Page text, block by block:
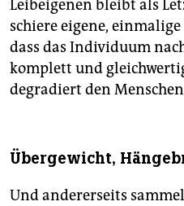
Leibeigenen bleibt als
schiere eigene,
dass das Individuum
komplett und
degradiert den
Übergewicht,
Und andererseits